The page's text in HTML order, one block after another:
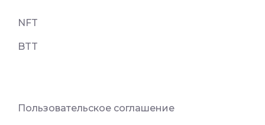
NFT
BTT
Пользовательское соглашение